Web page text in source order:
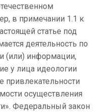
в примечании 1.1 к
статье под
деятельность по
(или) информации,
у лица идеологии
привлекательности
осуществления
Федеральный закон